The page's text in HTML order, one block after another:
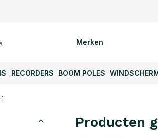
Merken
RECORDERS BOOM POLES
Producten